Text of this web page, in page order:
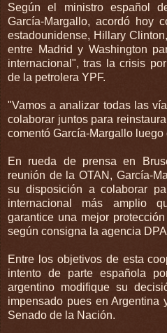
Según el ministro español
García-Margallo, acordó hoy
estadounidense, Hillary
entre Madrid y Washington
internacional", tras la crisis
de la petrolera YPF.
"Vamos a analizar todas las
colaborar juntos para
comentó García-Margallo luego
En rueda de prensa en
reunión de la OTAN, García-
su disposición a colaborar
internacional más amplio
garantice una mejor
según consigna la agencia
Entre los objetivos de esta
intento de parte española
argentino modifique su
impensado pues en Argentina
Senado de la Nación.